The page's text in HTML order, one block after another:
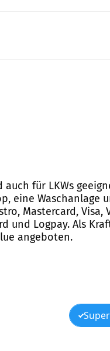
für LKWs
Waschanlage
Mastercard, Visa,
und Logpay. Als
angeboten.